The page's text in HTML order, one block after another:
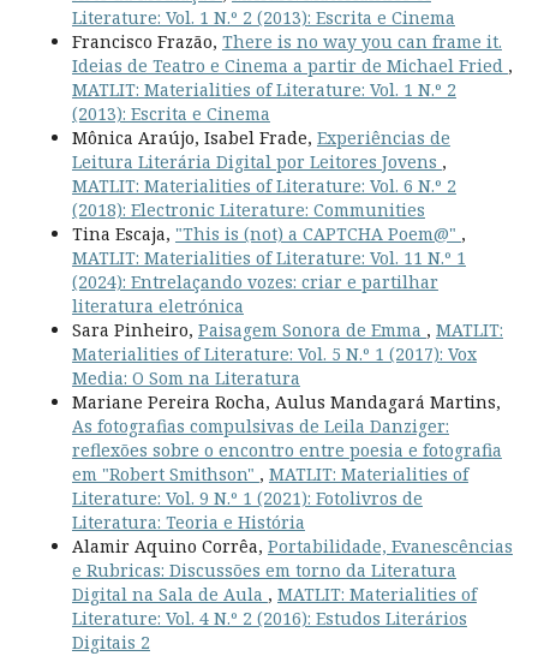
Literature: Vol. 1 N.º 2 (2013): Escrita e Cinema
Francisco Frazão, There is no way you can frame it.
Ideias de Teatro e Cinema a partir de Michael Fried ,
MATLIT: Materialities of Literature: Vol. 1 N.º 2
(2013): Escrita e Cinema
Mônica Araújo, Isabel Frade, Experiências de
Leitura Literária Digital por Leitores Jovens ,
MATLIT: Materialities of Literature: Vol. 6 N.º 2
(2018): Electronic Literature: Communities
Tina Escaja, "This is (not) a CAPTCHA Poem@" ,
MATLIT: Materialities of Literature: Vol. 11 N.º 1
(2024): Entrelaçando vozes: criar e partilhar
literatura eletrónica
Sara Pinheiro, Paisagem Sonora de Emma , MATLIT:
Materialities of Literature: Vol. 5 N.º 1 (2017): Vox
Media: O Som na Literatura
Mariane Pereira Rocha, Aulus Mandagará Martins,
As fotografias compulsivas de Leila Danziger:
reflexões sobre o encontro entre poesia e fotografia
em "Robert Smithson" , MATLIT: Materialities of
Literature: Vol. 9 N.º 1 (2021): Fotolivros de
Literatura: Teoria e História
Alamir Aquino Corrêa, Portabilidade, Evanescências
e Rubricas: Discussões em torno da Literatura
Digital na Sala de Aula , MATLIT: Materialities of
Literature: Vol. 4 N.º 2 (2016): Estudos Literários
Digitais 2